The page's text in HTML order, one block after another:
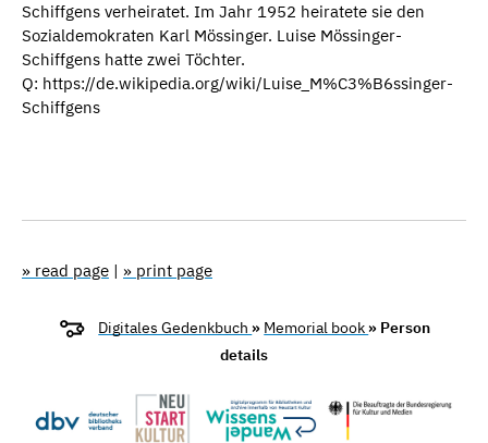
Schiffgens verheiratet. Im Jahr 1952 heiratete sie den
Sozialdemokraten Karl Mössinger. Luise Mössinger-
Schiffgens hatte zwei Töchter.
Q: https://de.wikipedia.org/wiki/Luise_M%C3%B6ssinger-
Schiffgens
» read page | » print page
Digitales Gedenkbuch » Memorial book » Person
details